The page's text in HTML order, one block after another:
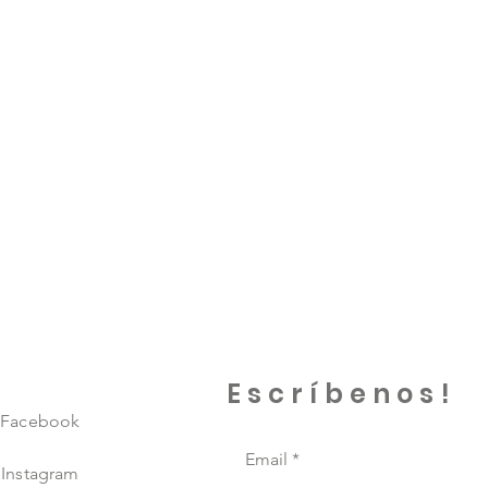
Facebook
Instagram
Escríbenos!
Email